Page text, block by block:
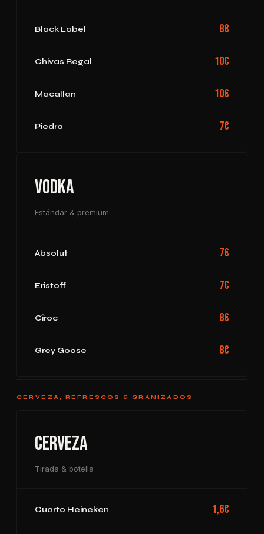
Black Label 8€
Chivas Regal 10€
Macallan 10€
Piedra 7€
Vodka
Estándar & premium
Absolut 7€
Eristoff 7€
Cîroc 8€
Grey Goose 8€
CERVEZA, REFRESCOS & GRANIZADOS
Cerveza
Tirada & botella
Cuarto Heineken 1,6€